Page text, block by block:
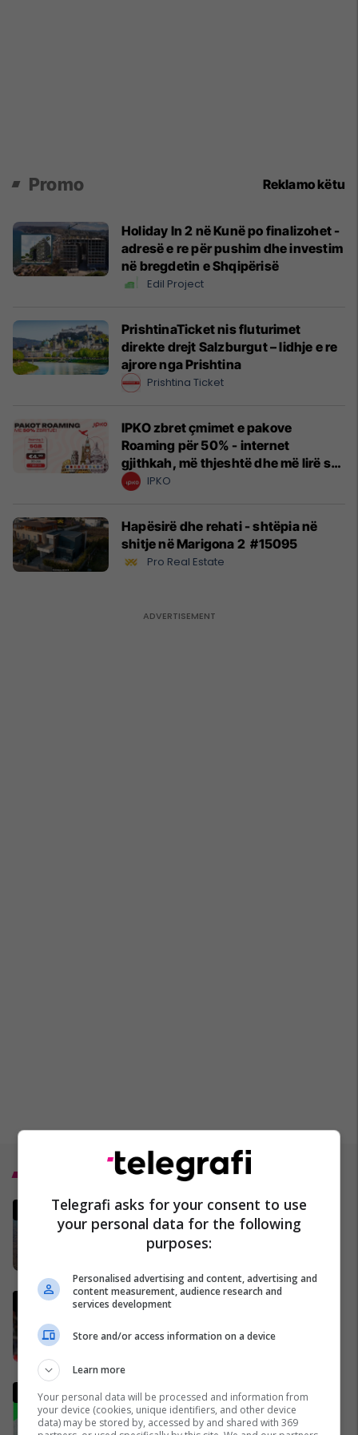
Promo Reklamo këtu
Holiday In 2 në Kunë po finalizohet -
adresë e re për pushim dhe investim
në bregdetin e Shqipërisë
Edil Project
PrishtinaTicket nis fluturimet
direkte drejt Salzburgut – lidhje e re
ajrore nga Prishtina
Prishtina Ticket
IPKO zbret çmimet e pakove
Roaming për 50% - internet
gjithkah, më thjeshtë dhe më lirë se
kurrë!IPKO
Hapësirë dhe rehati - shtëpia në
shitje në Marigona 2 #15095
Pro Real Estate
Irani ka një kërkesë të re për t'i
dhënë fund luftës - dhe kjo
mund t'i sjellë miliarda dollarë
Italia mund të kualifikohet në
pavarësisht humbjes nga
Analisti turk kritikon ashpër
gjestin e Kerem Akturkoglu
ndaj Kosovës
Telegrafi asks for your consent to use
your personal data for the following
purposes:
Personalised advertising and content, advertising and
content measurement, audience research and
services development
Store and/or access information on a device
Learn more
Your personal data will be processed and information from
your device (cookies, unique identifiers, and other device
data) may be stored by, accessed by and shared with 369